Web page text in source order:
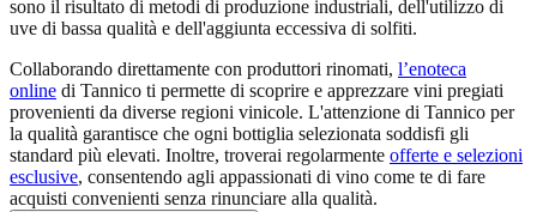
sono il risultato di metodi di produzione industriali, dell'utilizzo di
uve di bassa qualità e dell'aggiunta eccessiva di solfiti.
Collaborando direttamente con produttori rinomati, l’enoteca
online di Tannico ti permette di scoprire e apprezzare vini pregiati
provenienti da diverse regioni vinicole. L'attenzione di Tannico per
la qualità garantisce che ogni bottiglia selezionata soddisfi gli
standard più elevati. Inoltre, troverai regolarmente offerte e selezioni
esclusive, consentendo agli appassionati di vino come te di fare
acquisti convenienti senza rinunciare alla qualità.